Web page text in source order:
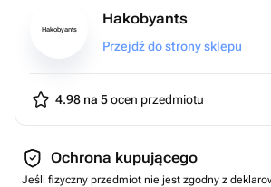
Hakobyants
Hakobyants
Przejdź do strony sklepu
4.98 na 5ocen przedmiotu
Ochrona kupującego
Jeśli fizyczny przedmiot nie jest zgodny z